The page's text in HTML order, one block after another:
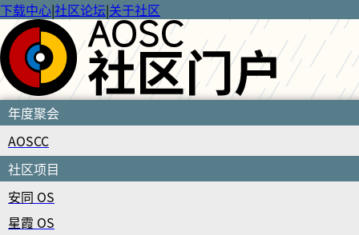
下载中心|社区论坛|关于社区
年度聚会
AOSCC
社区项目
安同 OS
星霞 OS